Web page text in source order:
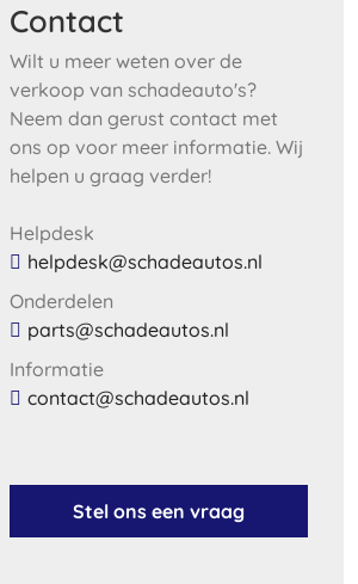
Contact
Wilt u meer weten over de
verkoop van schadeauto's?
Neem dan gerust contact met
ons op voor meer informatie. Wij
helpen u graag verder!
Helpdesk
helpdesk@schadeautos.nl
Onderdelen
parts@schadeautos.nl
Informatie
contact@schadeautos.nl
Stel ons een vraag